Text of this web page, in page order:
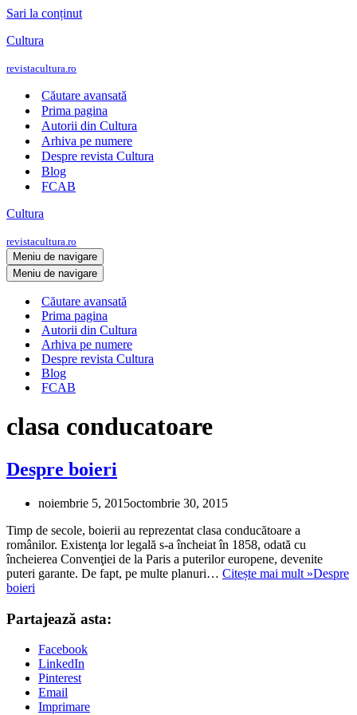
Sari la conținut
Cultura
revistacultura.ro
Căutare avansată
Prima pagina
Autorii din Cultura
Arhiva pe numere
Despre revista Cultura
Blog
FCAB
Cultura
revistacultura.ro
Meniu de navigare
Meniu de navigare
Căutare avansată
Prima pagina
Autorii din Cultura
Arhiva pe numere
Despre revista Cultura
Blog
FCAB
clasa conducatoare
Despre boieri
noiembrie 5, 2015octombrie 30, 2015
Timp de secole, boierii au reprezentat clasa conducătoare a
românilor. Existenţa lor legală s-a încheiat în 1858, odată cu
încheierea Convenţiei de la Paris a puterilor europene, devenite
puteri garante. De fapt, pe multe planuri… Citește mai mult »Despre
boieri
Partajează asta:
Facebook
LinkedIn
Pinterest
Email
Imprimare